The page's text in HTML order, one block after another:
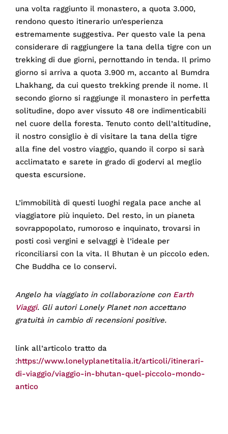
una volta raggiunto il monastero, a quota 3.000,
rendono questo itinerario un’esperienza
estremamente suggestiva. Per questo vale la pena
considerare di raggiungere la tana della tigre con un
trekking di due giorni, pernottando in tenda. Il primo
giorno si arriva a quota 3.900 m, accanto al Bumdra
Lhakhang, da cui questo trekking prende il nome. Il
secondo giorno si raggiunge il monastero in perfetta
solitudine, dopo aver vissuto 48 ore indimenticabili
nel cuore della foresta. Tenuto conto dell’altitudine,
il nostro consiglio è di visitare la tana della tigre
alla fine del vostro viaggio, quando il corpo si sarà
acclimatato e sarete in grado di godervi al meglio
questa escursione.
L’immobilità di questi luoghi regala pace anche al
viaggiatore più inquieto. Del resto, in un pianeta
sovrappopolato, rumoroso e inquinato, trovarsi in
posti così vergini e selvaggi è l’ideale per
riconciliarsi con la vita. Il Bhutan è un piccolo eden.
Che Buddha ce lo conservi.
Angelo ha viaggiato in collaborazione con Earth
Viaggi. Gli autori Lonely Planet non accettano
gratuità in cambio di recensioni positive.
link all’articolo tratto da
:https://www.lonelyplanetitalia.it/articoli/itinerari-
di-viaggio/viaggio-in-bhutan-quel-piccolo-mondo-
antico